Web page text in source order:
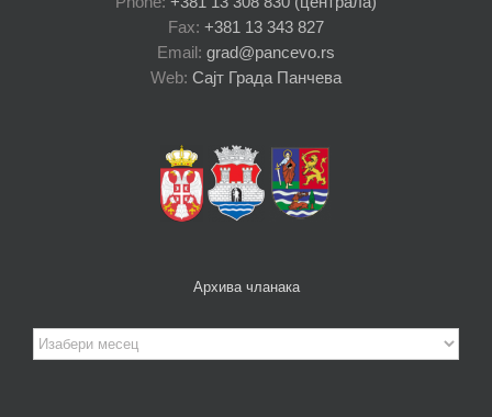
Fax: +381 13 343 827
Email: grad@pancevo.rs
Web: Сајт Града Панчева
Архива чланака
Архива
чланака